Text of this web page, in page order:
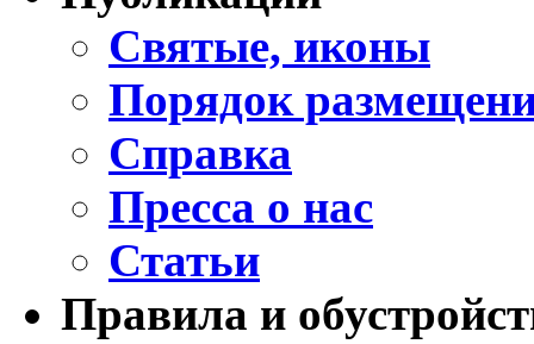
Святые, иконы
Порядок
Справка
Пресса о нас
Статьи
Правила и